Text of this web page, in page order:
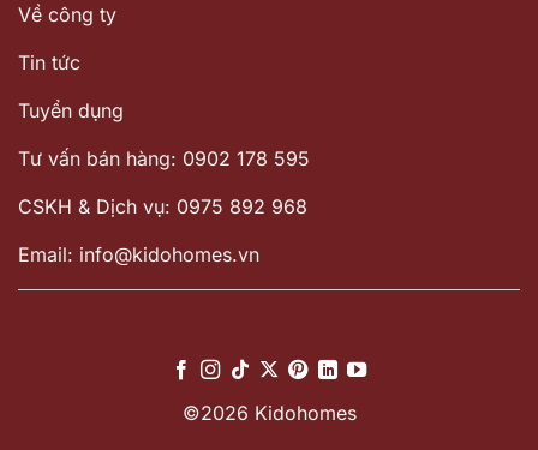
Về công ty
Tin tức
Tuyển dụng
Tư vấn bán hàng: 0902 178 595
CSKH & Dịch vụ: 0975 892 968
Email: info@kidohomes.vn
©2026 Kidohomes